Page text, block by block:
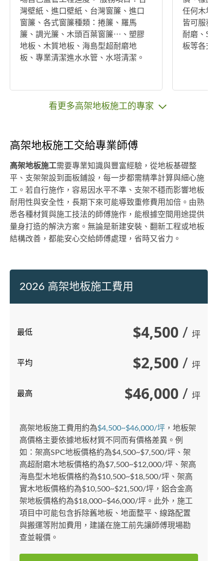
灣壁紙、進口壁紙、台灣窗簾、進口
窗簾、各式窗簾種類：捲簾、羅馬
簾、調光簾、木頭百葉窗簾⋯、塑膠
地板、木質地板、海島型超耐磨地
板、專業清潔進水水管、水塔清潔。
任何木地
皆可服務
耐磨、
板等各式
看更多高架地板施工的專家
高架地板施工交給專業師傅
高架地板施工需要專業知識與豐富經驗，從地板基礎整
平、支架架設到面板鋪設，每一步都需精準計算與細心施
工。若自行施作，容易因水平不準、支架不穩而影響地板
耐用性與安全性，長期下來可能導致重修費用加倍。由熟
悉各種材質與施工技法的師傅施作，能根據空間用途提供
量身打造的解決方案。無論是新建安裝、翻新工程或地板
結構改善，都能安心交給師傅處理，省時又省力。
2026 高架地板施工費用
最低 $4,500 / 坪
平均 $2,500 / 坪
最高 $46,000 / 坪
高架地板施工費用約為$4,500~$46,000/坪 ，地板架
高價格主要依據地板材質不同而有價格差異。例
如：架高SPC地板價格約為$4,500~$7,500/坪、架
高超耐磨木地板價格約為$7,500~$12,000/坪、架高
海島型木地板價格約為$10,500~$18,500/坪、架高
實木地板價格約為$10,500~$21,500/坪，鋁合金高
架地板價格約為$18,000~$46,000/坪。此外，施工
項目中可能包含拆除舊地板、地面整平、線路配置
與搬運等附加費用，建議在施工前先讓師傅現場勘
查並報價。